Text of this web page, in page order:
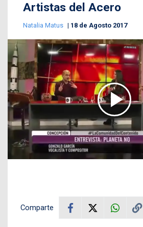
Artistas del Acero
Natalia Matus 18 de Agosto 2017
Comparte